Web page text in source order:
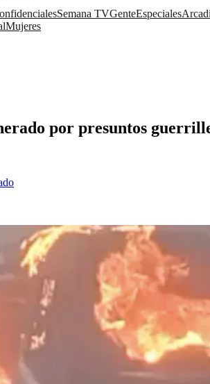
Semana TVGenteEspeciales
Mujeres
por presuntos